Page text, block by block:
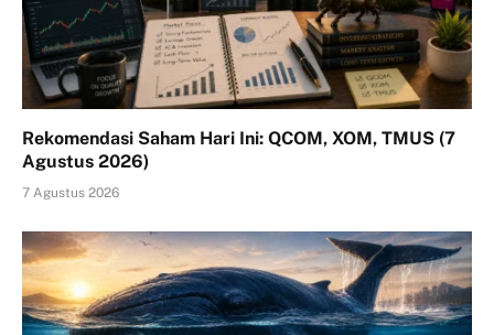
Rekomendasi Saham Hari Ini: QCOM, XOM, TMUS (7
Agustus 2026)
7 Agustus 2026